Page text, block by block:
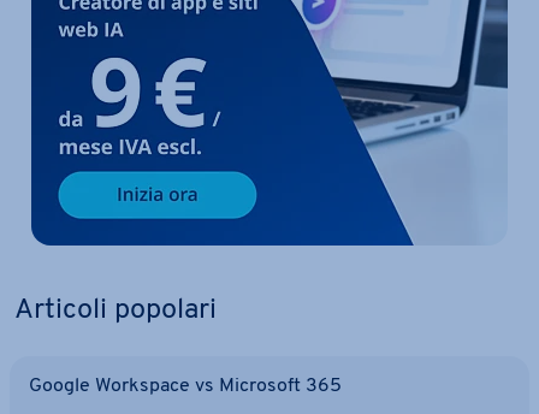
Articoli popolari
Google Workspace vs Microsoft 365